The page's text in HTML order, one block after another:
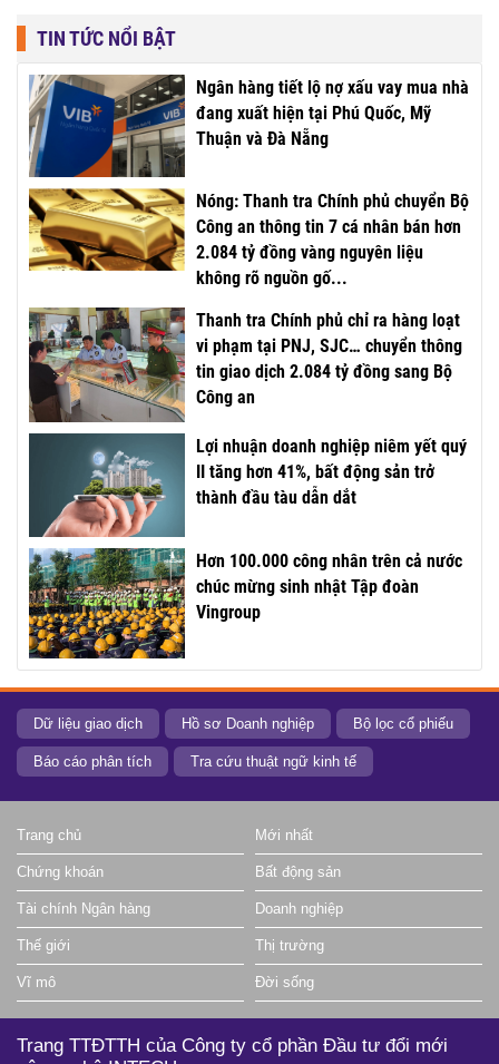
TIN TỨC NỔI BẬT
Ngân hàng tiết lộ nợ xấu vay mua nhà
đang xuất hiện tại Phú Quốc, Mỹ
Thuận và Đà Nẵng
Nóng: Thanh tra Chính phủ chuyển Bộ
Công an thông tin 7 cá nhân bán hơn
2.084 tỷ đồng vàng nguyên liệu
không rõ nguồn gố...
Thanh tra Chính phủ chỉ ra hàng loạt
vi phạm tại PNJ, SJC… chuyển thông
tin giao dịch 2.084 tỷ đồng sang Bộ
Công an
Lợi nhuận doanh nghiệp niêm yết quý
II tăng hơn 41%, bất động sản trở
thành đầu tàu dẫn dắt
Hơn 100.000 công nhân trên cả nước
chúc mừng sinh nhật Tập đoàn
Vingroup
Dữ liệu giao dịch Hồ sơ Doanh nghiệp Bộ lọc cổ phiếu
Báo cáo phân tích Tra cứu thuật ngữ kinh tế
Trang chủ Mới nhất
Chứng khoán Bất động sản
Tài chính Ngân hàng Doanh nghiệp
Thế giới Thị trường
Vĩ mô Đời sống
Trang TTĐTTH của Công ty cổ phần Đầu tư đổi mới